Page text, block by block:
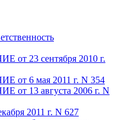
23 сентября 2010 г.
6 мая 2011 г. N 354
13 августа 2006 г. N
2011 г. N 627